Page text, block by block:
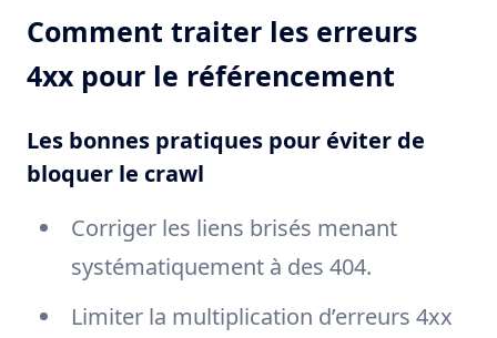
Comment traiter les erreurs
4xx pour le référencement
Les bonnes pratiques pour éviter de
bloquer le crawl
Corriger les liens brisés menant
systématiquement à des 404.
Limiter la multiplication d’erreurs 4xx